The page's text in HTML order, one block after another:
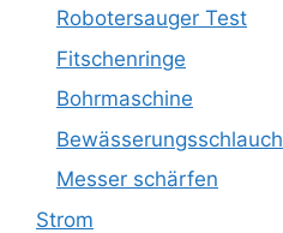
Robotersauger Test
Fitschenringe
Bohrmaschine
Bewässerungsschlauch
Messer schärfen
Strom